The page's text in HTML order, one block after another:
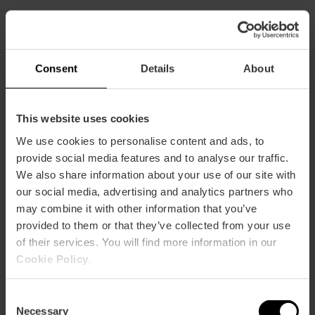
Consent Details About
This website uses cookies
We use cookies to personalise content and ads, to
provide social media features and to analyse our traffic.
We also share information about your use of our site with
our social media, advertising and analytics partners who
may combine it with other information that you’ve
provided to them or that they’ve collected from your use
of their services. You will find more information in our
Cookie Policy
Necessary
230
Come arrivare
Bus
19,31,32